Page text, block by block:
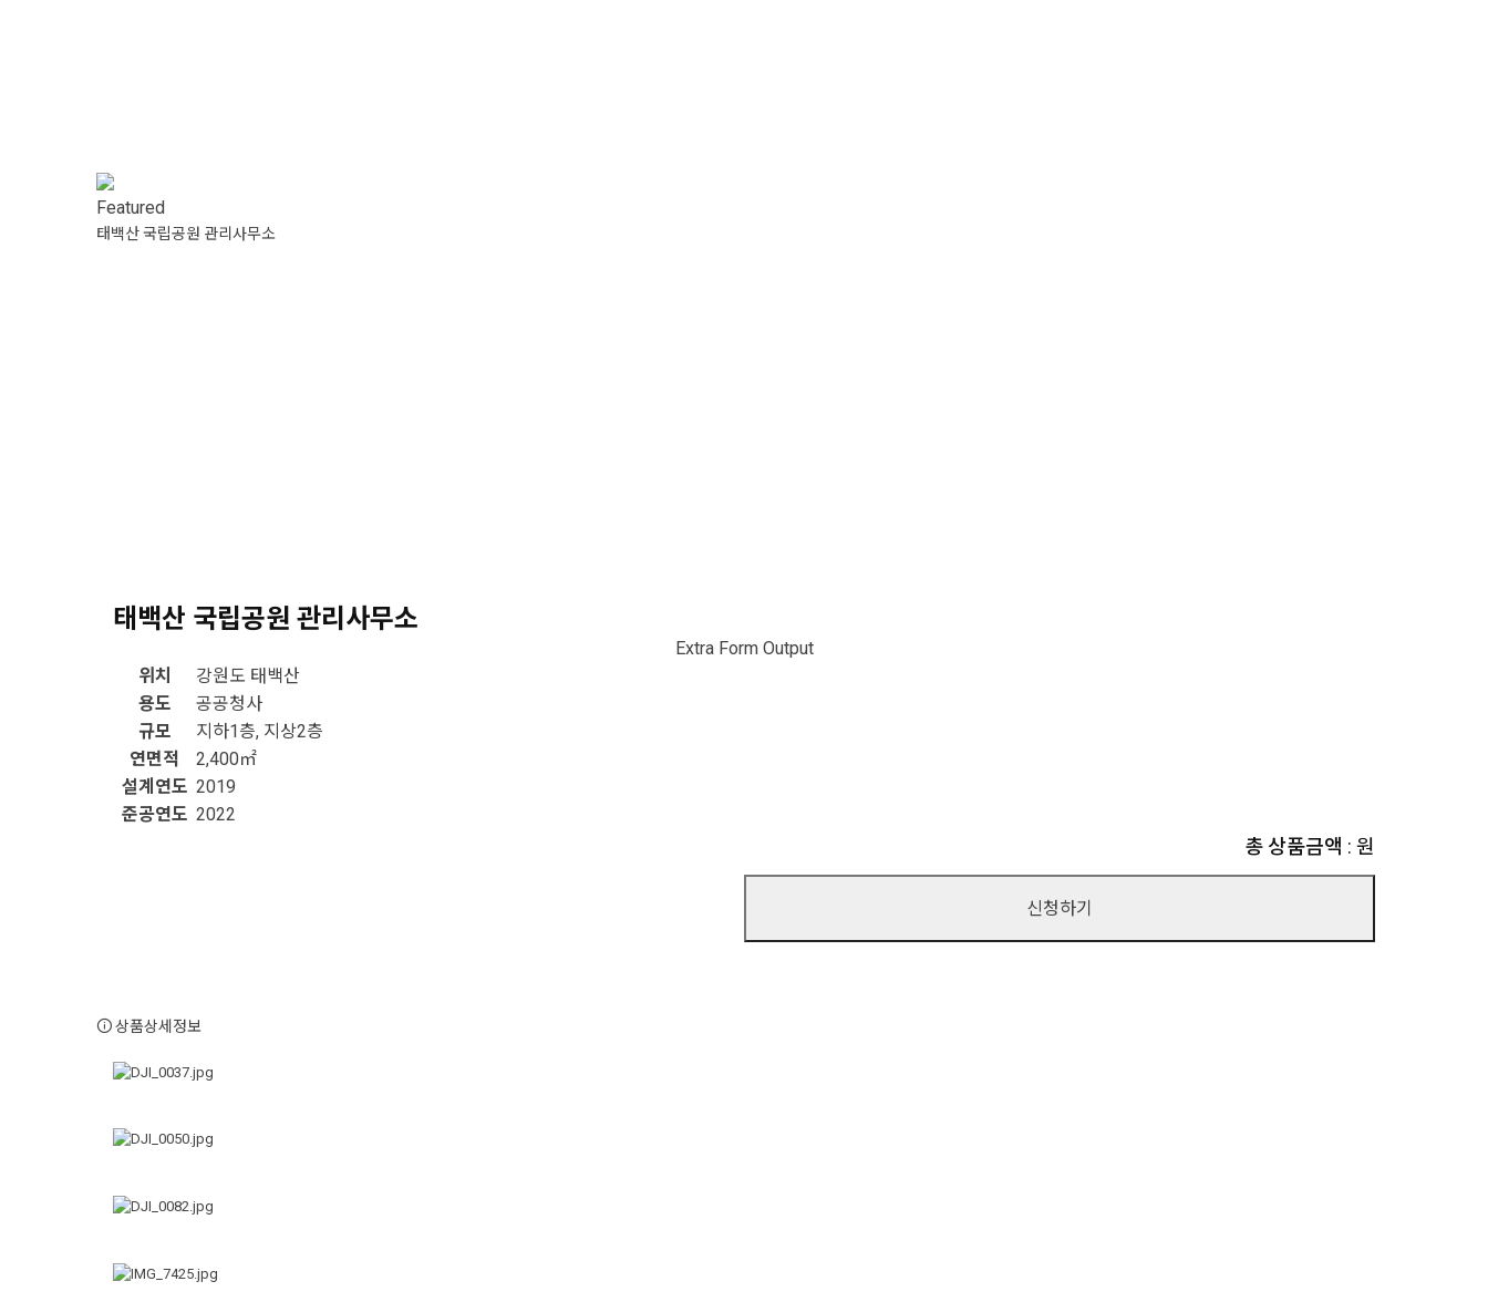
Featured
태백산 국립공원 관리사무소
태백산 국립공원 관리사무소
Extra Form Output
위치
강원도 태백산
용도
공공청사
규모
지하1층, 지상2층
연면적
2,400㎡
설계연도 2019
준공연도 2022
총 상품금액 : 원
신청하기
상품상세정보